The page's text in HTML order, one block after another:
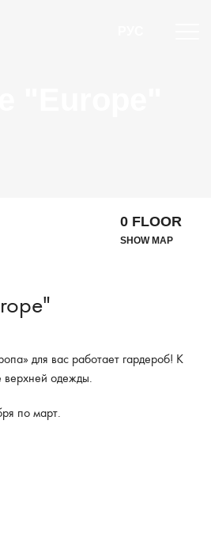
"Europe"
0 FLOOR
SHOW MAP
для вас работает гардероб! К
верхней одежды.
по март.